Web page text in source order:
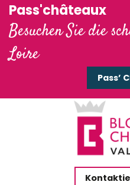
Pass'châteaux
Besuchen Sie die
Loire
Pass’